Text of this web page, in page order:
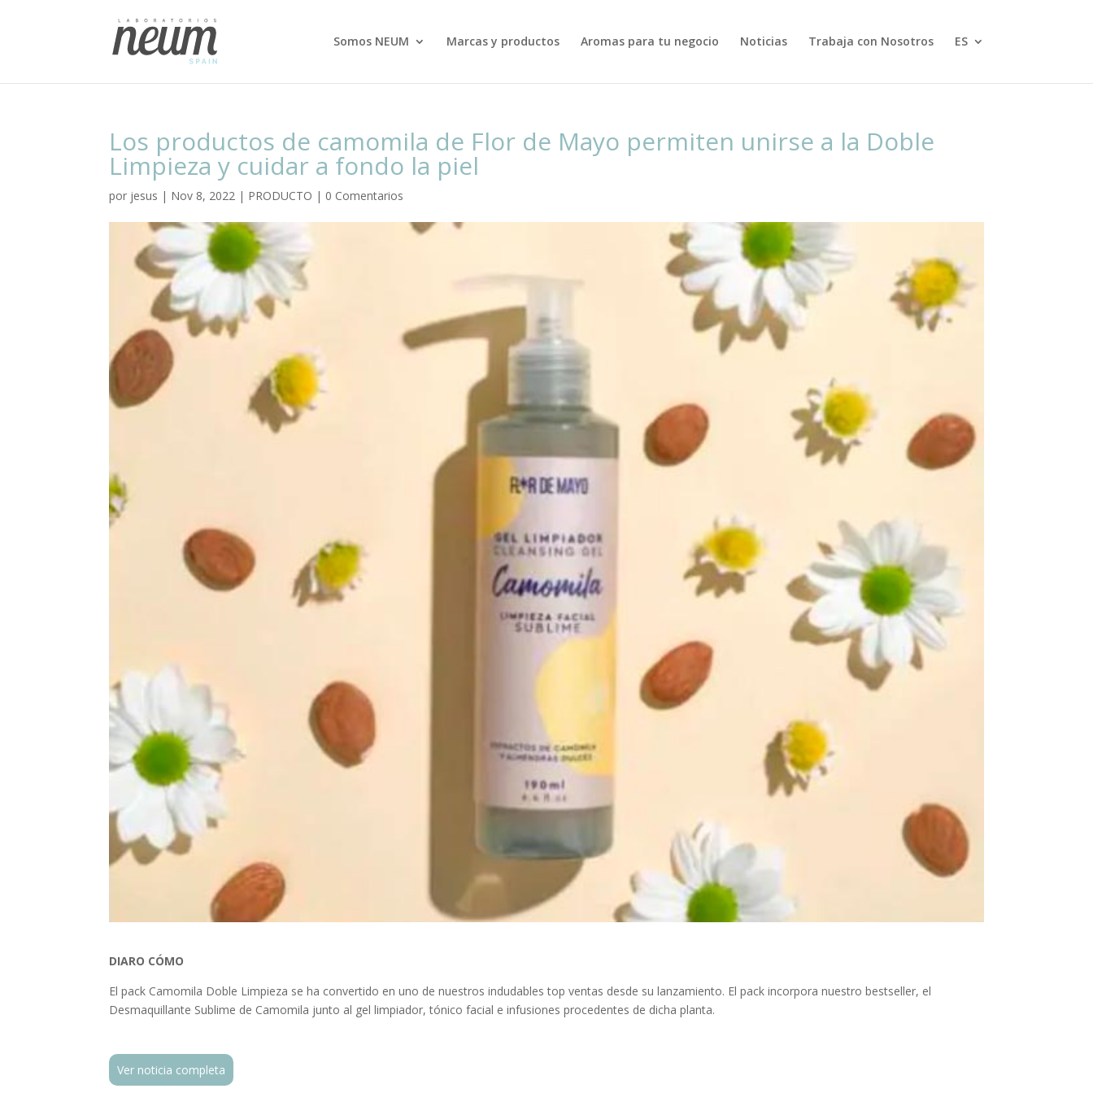
Somos NEUM Marcas y productos Aromas para tu negocio Noticias Trabaja con Nosotros ES
Los productos de camomila de Flor de Mayo permiten unirse a la Doble
Limpieza y cuidar a fondo la piel
por jesus | Nov 8, 2022 | PRODUCTO | 0 Comentarios
DIARO CÓMO
El pack Camomila Doble Limpieza se ha convertido en uno de nuestros indudables top ventas desde su lanzamiento. El pack incorpora nuestro bestseller, el
Desmaquillante Sublime de Camomila junto al gel limpiador, tónico facial e infusiones procedentes de dicha planta.
Ver noticia completa